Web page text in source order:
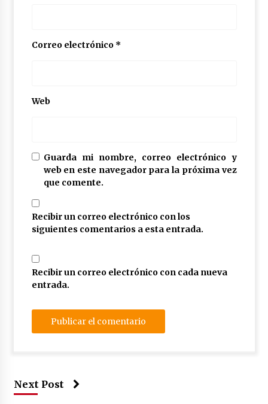
Correo electrónico *
Web
Guarda mi nombre, correo electrónico y
web en este navegador para la próxima vez
que comente.
Recibir un correo electrónico con los
siguientes comentarios a esta entrada.
Recibir un correo electrónico con cada nueva
entrada.
Next Post